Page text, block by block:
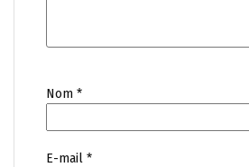
Nom *
E-mail *